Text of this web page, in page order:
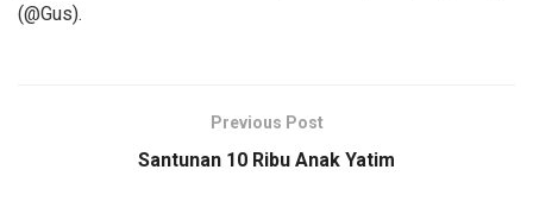
(@Gus).
Previous Post
Santunan 10 Ribu Anak Yatim